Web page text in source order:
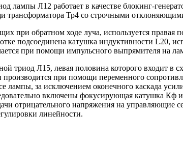
лампы Л12 работает в качестве блокинг-
трансформатора Тр4 со строчными
при обратном ходе луча, используется
подсоединена катушка индуктивности L20,
при помощи импульсного выпрямителя на
триод Л15, левая половина которого входит
производится при помощи переменного
за исключением оконечного каскада
включены фокусирующая катушка Кф
отрицательного напряжения на
линейности.